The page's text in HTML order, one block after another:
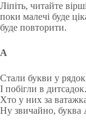
Ліпіть, читайте
поки малечі буде
буде повторити.
А
Стали букви у рядок
І побігли в дитсадок.
Хто у них за
Ну звичайно, буква